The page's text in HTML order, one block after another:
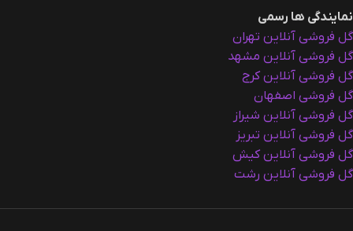
نمایندگی ها رسمی
گل فروشی آنلاین تهران
گل فروشی آنلاین مشهد
گل فروشی آنلاین کرج
گل فروشی اصفهان
گل فروشی آنلاین شیراز
گل فروشی آنلاین تبریز
گل فروشی آنلاین کیش
گل فروشی آنلاین رشت